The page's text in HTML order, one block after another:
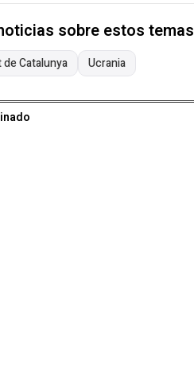
sobre estos temas
Catalunya Ucrania